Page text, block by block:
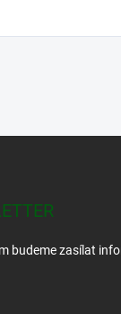
budeme zasílat